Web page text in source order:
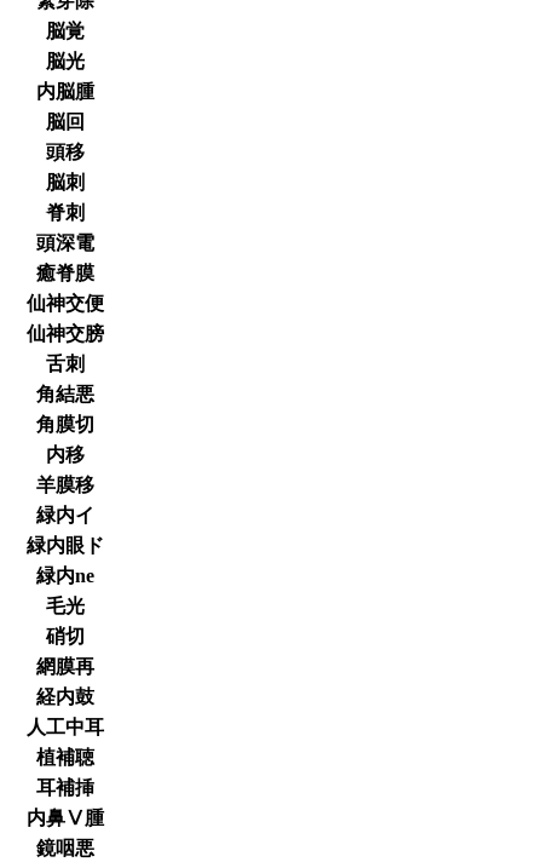
脳覚
脳光
内脳腫
脳回
頭移
脳刺
脊刺
頭深電
癒脊膜
仙神交便
仙神交膀
舌刺
角結悪
角膜切
内移
羊膜移
緑内イ
緑内眼ド
緑内ne
毛光
硝切
網膜再
経内鼓
人工中耳
植補聴
耳補挿
内鼻Ⅴ腫
鏡咽悪